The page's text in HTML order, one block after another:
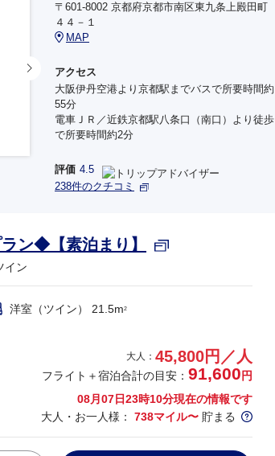
〒601-8002 京都府京都市南区東九条上殿田町
４４－１
MAP
アクセス
大阪伊丹空港より京都駅までバスで所要時間約
55分
電車ＪＲ／近鉄京都駅八条口（南口）より徒歩
で所要時間約2分
評価 4.5
238件のクチコミ
ン◆【素泊まり】
ン
洋室（ツイン） 21.5m2
大人： 45,800円／人
フライト＋宿泊合計の目安： 91,600 円
08月07日23時10分現在の情報です
大人・お一人様： 738マイル〜 貯まる